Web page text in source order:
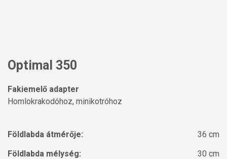
Optimal 350
Fakiemelő adapter
Homlokrakodóhoz, minikotróhoz
Földlabda átmérője:
36 cm
Földlabda mélység:
30 cm